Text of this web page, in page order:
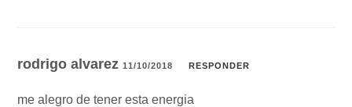
rodrigo alvarez11/10/2018 RESPONDER
me alegro de tener esta energia